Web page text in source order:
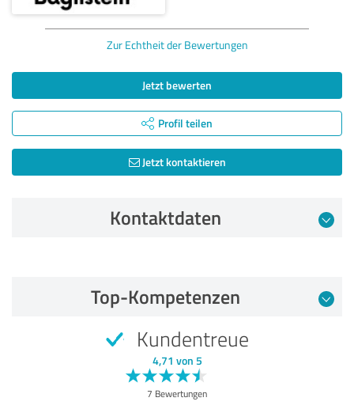
Zur Echtheit der Bewertungen
Jetzt bewerten
Profil teilen
Jetzt kontaktieren
Kontaktdaten
Empfehlung
Top-Kompetenzen
Kundentreue
4,71 von 5
7 Bewertungen